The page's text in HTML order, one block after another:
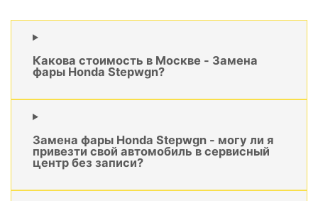
Какова стоимость в Москве - Замена
фары Honda Stepwgn?
Замена фары Honda Stepwgn - могу ли я
привезти свой автомобиль в сервисный
центр без записи?